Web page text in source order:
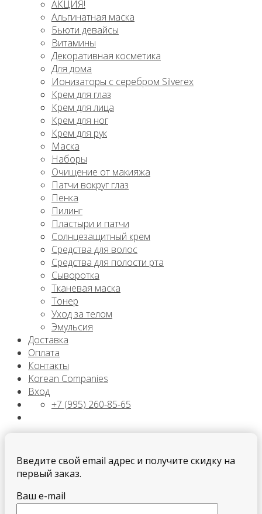
АКЦИЯ!
Альгинатная маска
Бьюти девайсы
Витамины
Декоративная косметика
Для дома
Ионизаторы с серебром Silverex
Крем для глаз
Крем для лица
Крем для ног
Крем для рук
Маска
Наборы
Очищение от макияжа
Патчи вокруг глаз
Пенка
Пилинг
Пластыри и патчи
Солнцезащитный крем
Средства для волос
Средства для полости рта
Сыворотка
Тканевая маска
Тонер
Уход за телом
Эмульсия
Доставка
Оплата
Контакты
Korean Companies
Вход
+7 (995) 260-85-65
Введите свой email адрес и получите скидку на
первый заказ.
Ваш e-mail